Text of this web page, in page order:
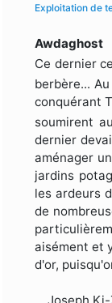
Exploitation de
Awdaghost
Ce dernier
berbère...
conquérant
soumirent
dernier
aménager
jardins
les ardeurs
de
aisément et
d'or,